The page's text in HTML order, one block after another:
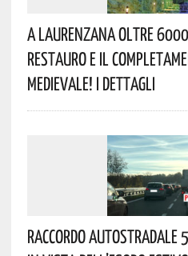
A Laurenzana Oltre
Restauro E Il
Medievale! I Dettagli
Raccordo Autostradale